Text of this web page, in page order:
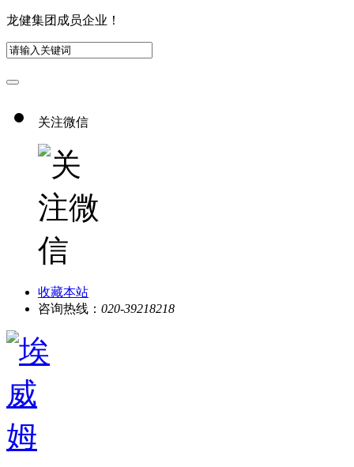
龙健集团成员企业！
关注微信
收藏本站
咨询热线： 020-39218218